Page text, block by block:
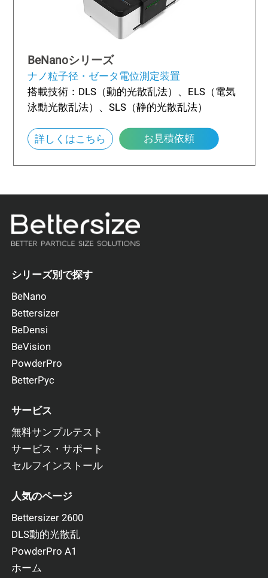
BeNanoシリーズ
ナノ粒子径・ゼータ電位測定装置
搭載技術：DLS（動的光散乱法）、ELS（電気
泳動光散乱法）、SLS（静的光散乱法）
詳しくはこちら about BeNanoシリーズ
お見積依頼
シリーズ別で探す
BeNano
Bettersizer
BeDensi
BeVision
PowderPro
BetterPyc
サービス
無料サンプルテスト
サービス・サポート
セルフインストール
人気のページ
Bettersizer 2600
DLS動的光散乱
PowderPro A1
ホーム